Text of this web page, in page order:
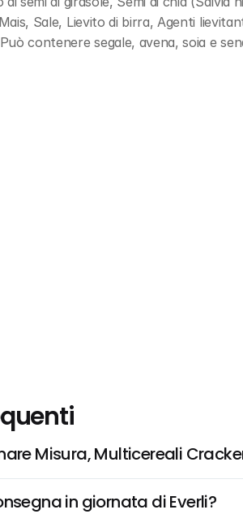
Sale, Lievito di birra, Agenti
contenere segale, avena, soia e
Misura, Multicereali
in giornata di Everli?